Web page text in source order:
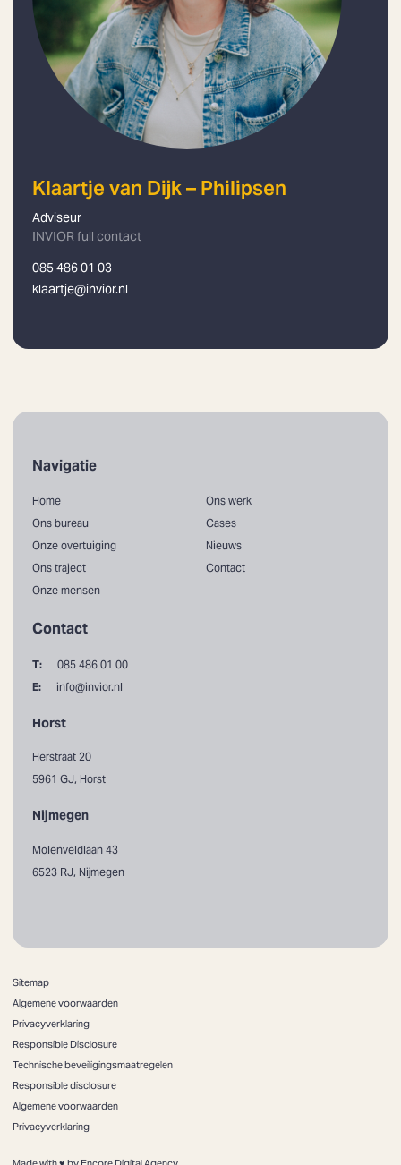
Klaartje van Dijk – Philipsen
Adviseur
INVIOR full contact
085 486 01 03
klaartje@invior.nl
Navigatie
Home
Ons bureau
Onze overtuiging
Ons traject
Onze mensen
Ons werk
Cases
Nieuws
Contact
Contact
T:
085 486 01 00
E:
info@invior.nl
Horst
Herstraat 20
5961 GJ, Horst
Nijmegen
Molenveldlaan 43
6523 RJ, Nijmegen
Sitemap
Algemene voorwaarden
Privacyverklaring
Responsible Disclosure
Technische beveiligingsmaatregelen
Responsible disclosure
Algemene voorwaarden
Privacyverklaring